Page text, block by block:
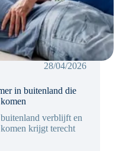
28/04/2026
in buitenland die
verblijft en
krijgt terecht